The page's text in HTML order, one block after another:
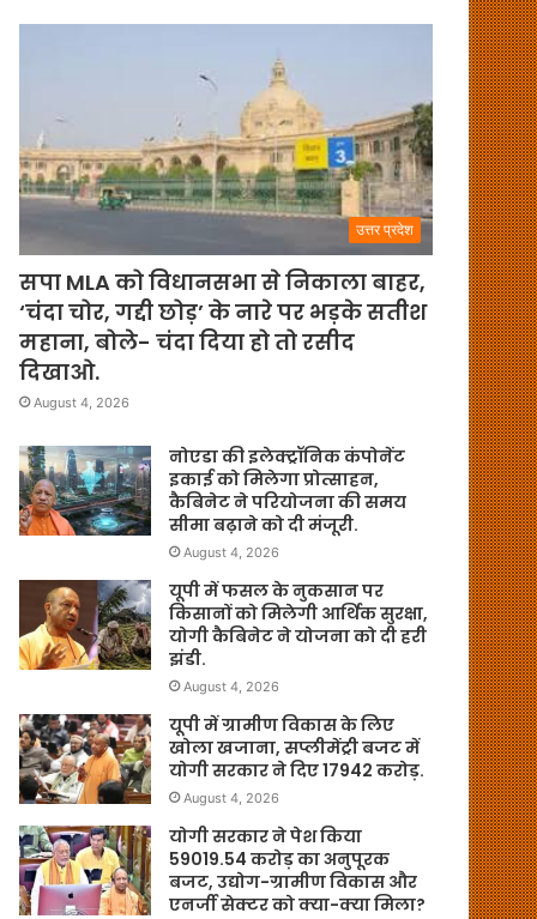
उत्तर प्रदेश
सपा MLA को विधानसभा से निकाला बाहर,
‘चंदा चोर, गद्दी छोड़’ के नारे पर भड़के सतीश
महाना, बोले- चंदा दिया हो तो रसीद
दिखाओ.
August 4, 2026
नोएडा की इलेक्ट्रॉनिक कंपोनेंट
इकाई को मिलेगा प्रोत्साहन,
कैबिनेट ने परियोजना की समय
सीमा बढ़ाने को दी मंजूरी.
August 4, 2026
यूपी में फसल के नुकसान पर
किसानों को मिलेगी आर्थिक सुरक्षा,
योगी कैबिनेट ने योजना को दी हरी
झंडी.
August 4, 2026
यूपी में ग्रामीण विकास के लिए
खोला खजाना, सप्लीमेंट्री बजट में
योगी सरकार ने दिए 17942 करोड़.
August 4, 2026
योगी सरकार ने पेश किया
59019.54 करोड़ का अनुपूरक
बजट, उद्योग-ग्रामीण विकास और
एनर्जी सेक्टर को क्या-क्या मिला?